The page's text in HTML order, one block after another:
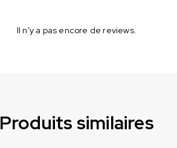
Il n'y a pas encore de reviews.
Produits similaires